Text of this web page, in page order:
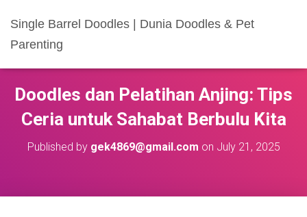
Single Barrel Doodles | Dunia Doodles & Pet
Parenting
Doodles dan Pelatihan Anjing: Tips
Ceria untuk Sahabat Berbulu Kita
Published by gek4869@gmail.com on July 21, 2025